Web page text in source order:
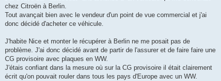
chez Citroën à Berlin.
Tout avançait bien avec le vendeur d'un point de vue commercial et j'ai
donc décidé d'acheter ce véhicule.
J'habite Nice et monter le récupérer à Berlin ne me posait pas de
problème. J'ai donc décidé avant de partir de l'assurer et de faire faire une
CG provisoire avec plaques en WW.
J'étais confiant dans la mesure où sur la CG provisoire il était clairement
écrit qu'on pouvait rouler dans tous les pays d'Europe avec un WW.